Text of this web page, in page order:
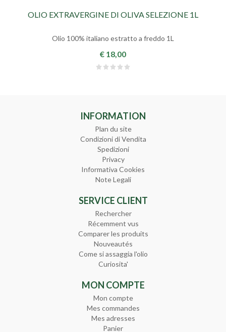
OLIO EXTRAVERGINE DI OLIVA SELEZIONE 1L
Olio 100% italiano estratto a freddo 1L
€ 18,00
INFORMATION
Plan du site
Condizioni di Vendita
Spedizioni
Privacy
Informativa Cookies
Note Legali
SERVICE CLIENT
Rechercher
Récemment vus
Comparer les produits
Nouveautés
Come si assaggia l'olio
Curiosita'
MON COMPTE
Mon compte
Mes commandes
Mes adresses
Panier